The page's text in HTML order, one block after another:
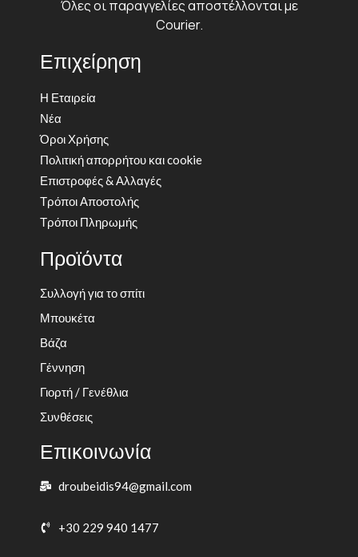
Όλες οι παραγγελίες αποστέλλονται με
Courier.
Επιχείρηση
Η Εταιρεία
Νέα
Όροι Χρήσης
Πολιτική απορρήτου και cookie
Επιστροφές & Αλλαγές
Τρόποι Αποστολής
Τρόποι Πληρωμής
Προϊόντα
Συλλογή για το σπίτι
Μπουκέτα
Βάζα
Γέννηση
Γιορτή / Γενέθλια
Συνθέσεις
Επικοινωνία
droubeidis94@gmail.com
+30 229 940 1477